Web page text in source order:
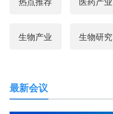
生物产业 生物研究
最新会议